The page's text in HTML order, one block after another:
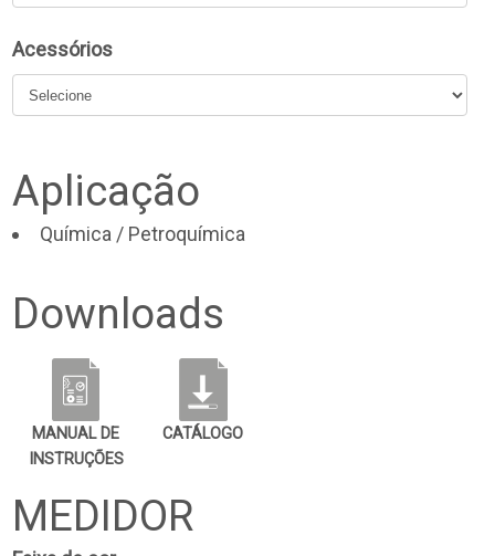
Acessórios
Aplicação
Química / Petroquímica
Downloads
MANUAL DE
INSTRUÇÕES
CATÁLOGO
MEDIDOR